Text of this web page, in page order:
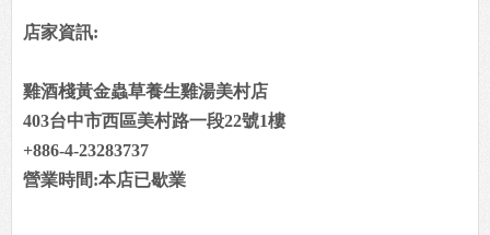
店家資訊:
雞酒棧黃金蟲草養生雞湯美村店
403台中市西區美村路一段22號1樓
+886-4-23283737
營業時間:本店已歇業